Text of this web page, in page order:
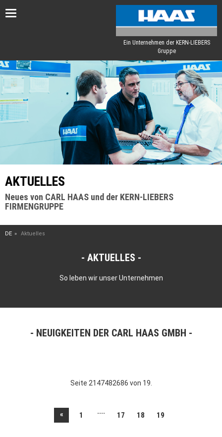
Toggle
Ein Unternehmen der KERN-LIEBERS
Gruppe
AKTUELLES
Neues von CARL HAAS und der KERN-LIEBERS
FIRMENGRUPPE
DE Aktuelles
AKTUELLES
So leben wir unser Unternehmen
NEUIGKEITEN DER CARL HAAS GMBH
Seite 2147482686 von 19.
« 1 .... 17 18 19